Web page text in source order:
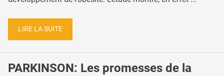
LIRE LA SUITE
PARKINSON: Les promesses de la